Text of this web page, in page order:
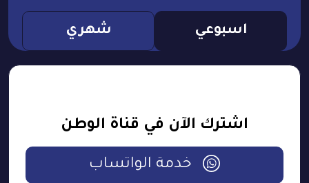
اسبوعي شهري
اشترك الآن في قناة الوطن
خدمة الواتساب